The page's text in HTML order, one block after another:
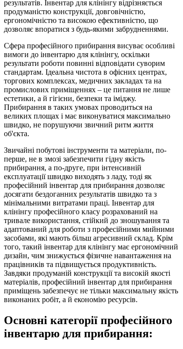
результатів. Інвентар для клінінгу відрізняється
продуманістю конструкції, довговічністю,
ергономічністю та високою ефективністю, що
дозволяє впоратися з будь-якими забрудненнями.
Сфера професійного прибирання висуває особливі
вимоги до інвентарю для клінінгу, оскільки
результати роботи повинні відповідати суворим
стандартам. Ідеальна чистота в офісних центрах,
торгових комплексах, медичних закладах та на
промислових приміщеннях – це питання не лише
естетики, а й гігієни, безпеки та іміджу.
Прибирання в таких умовах проводиться на
великих площах і має виконуватися максимально
швидко, не порушуючи звичний ритм життя
об'єкта.
Звичайні побутові інструменти та матеріали, по-
перше, не в змозі забезпечити гідну якість
прибирання, а по-друге, при інтенсивній
експлуатації швидко виходять з ладу, тоді як
професійний інвентар для прибирання дозволяє
досягати бездоганних результатів швидко та з
мінімальними витратами праці. Інвентар для
клінінгу професійного класу розрахований на
тривале використання, стійкий до зношування та
адаптований для роботи з професійними мийними
засобами, які мають більш агресивний склад. Крім
того, такий інвентар для клінінгу має ергономічний
дизайн, чим знижується фізичне навантаження на
працівників та підвищується продуктивність.
Завдяки продуманій конструкції та високій якості
матеріалів, професійний інвентар для прибирання
приміщень забезпечує не тільки максимальну якість
виконаних робіт, а й економію ресурсів.
Основні категорії професійного
інвентарю для прибирання: